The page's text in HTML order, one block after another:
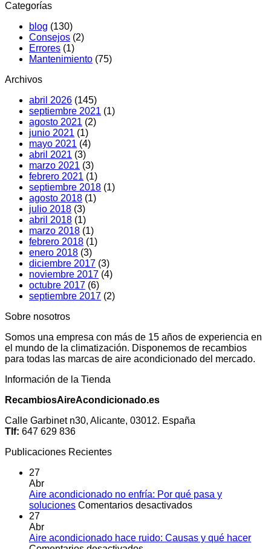
Categorías
blog (130)
Consejos (2)
Errores (1)
Mantenimiento (75)
Archivos
abril 2026 (145)
septiembre 2021 (1)
agosto 2021 (2)
junio 2021 (1)
mayo 2021 (4)
abril 2021 (3)
marzo 2021 (3)
febrero 2021 (1)
septiembre 2018 (1)
agosto 2018 (1)
julio 2018 (3)
abril 2018 (1)
marzo 2018 (1)
febrero 2018 (1)
enero 2018 (3)
diciembre 2017 (3)
noviembre 2017 (4)
octubre 2017 (6)
septiembre 2017 (2)
Sobre nosotros
Somos una empresa con más de 15 años de experiencia en
el mundo de la climatización. Disponemos de recambios
para todas las marcas de aire acondicionado del mercado.
Información de la Tienda
RecambiosAireAcondicionado.es
Calle Garbinet n30, Alicante, 03012. España
Tlf: 647 629 836
Publicaciones Recientes
27
Abr
Aire acondicionado no enfría: Por qué pasa y
soluciones Comentarios desactivadosen
no
27
Abr
Aire acondicionado hace ruido: Causas y qué hacer